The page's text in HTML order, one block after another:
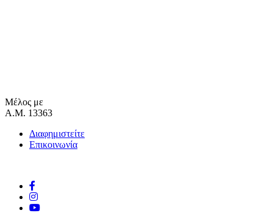
Μέλος με
Α.Μ. 13363
Διαφημιστείτε
Επικοινωνία